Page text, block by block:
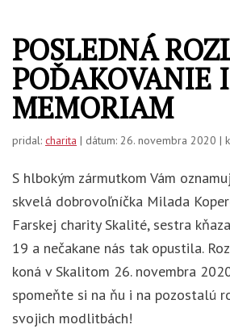
POSLEDNÁ
POĎAKOVANIE
MEMORIAM
pridal: charita | dátum: 26. novembra 2020 |
S hlbokým zármutkom Vám
skvelá dobrovoľníčka Milada
Farskej charity Skalité, sestra
19 a nečakane nás tak opustila.
koná v Skalitom 26. novembra
spomeňte si na ňu i na pozostalú
svojich modlitbách!